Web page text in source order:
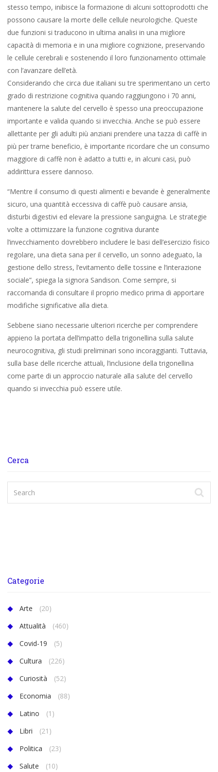
stesso tempo, inibisce la formazione di alcuni sottoprodotti che
possono causare la morte delle cellule neurologiche. Queste
due funzioni si traducono in ultima analisi in una migliore
capacità di memoria e in una migliore cognizione, preservando
le cellule cerebrali e sostenendo il loro funzionamento ottimale
con l’avanzare dell’età.
Considerando che circa due italiani su tre sperimentano un certo
grado di restrizione cognitiva quando raggiungono i 70 anni,
mantenere la salute del cervello è spesso una preoccupazione
importante e valida quando si invecchia. Anche se può essere
allettante per gli adulti più anziani prendere una tazza di caffè in
più per trarne beneficio, è importante ricordare che un consumo
maggiore di caffè non è adatto a tutti e, in alcuni casi, può
addirittura essere dannoso.
“Mentre il consumo di questi alimenti e bevande è generalmente
sicuro, una quantità eccessiva di caffè può causare ansia,
disturbi digestivi ed elevare la pressione sanguigna. Le strategie
volte a ottimizzare la funzione cognitiva durante
l’invecchiamento dovrebbero includere le basi dell’esercizio fisico
regolare, una dieta sana per il cervello, un sonno adeguato, la
gestione dello stress, l’evitamento delle tossine e l’interazione
sociale”, spiega la signora Sandison. Come sempre, si
raccomanda di consultare il proprio medico prima di apportare
modifiche significative alla dieta.
Sebbene siano necessarie ulteriori ricerche per comprendere
appieno la portata dell’impatto della trigonellina sulla salute
neurocognitiva, gli studi preliminari sono incoraggianti. Tuttavia,
sulla base delle ricerche attuali, l’inclusione della trigonellina
come parte di un approccio naturale alla salute del cervello
quando si invecchia può essere utile.
Cerca
Categorie
Arte
(20)
Attualità
(460)
Covid-19
(5)
Cultura
(226)
Curiosità
(52)
Economia
(88)
Latino
(1)
Libri
(21)
Politica
(23)
Salute
(10)